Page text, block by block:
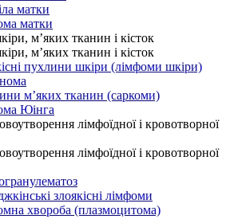
матки
матки
м’яких тканин і кісток
м’яких тканин і кісток
пухлини шкіри (лімфоми шкіри)
м’яких тканин (саркоми)
Юінга
лімфоїдної і кровотворної
лімфоїдної і кровотворної
злоякісні лімфоми
хвороба (плазмоцитома)